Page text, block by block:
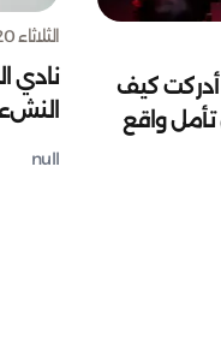
بالكازار لـ "اكسبوجر 2023": أدركت كيف
واقع
الثلاثاء 20 سبتمبر 2022
نادي
null